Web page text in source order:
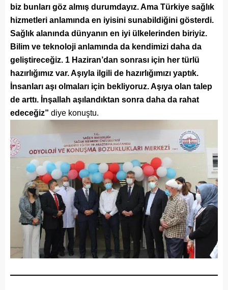
biz bunları göz almış durumdayız. Ama Türkiye sağlık
hizmetleri anlamında en iyisini sunabildiğini gösterdi.
Sağlık alanında dünyanın en iyi ülkelerinden biriyiz.
Bilim ve teknoloji anlamında da kendimizi daha da
geliştireceğiz. 1 Haziran’dan sonrası için her türlü
hazırlığımız var. Aşıyla ilgili de hazırlığımızı yaptık.
İnsanları aşı olmaları için bekliyoruz. Aşıya olan talep
de arttı. İnşallah aşılandıktan sonra daha da rahat
edeceğiz” diye konuştu.